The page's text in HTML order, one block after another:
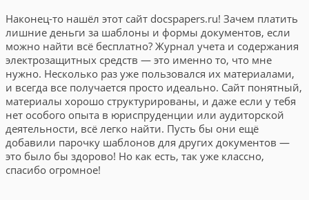
Наконец-то нашёл этот сайт docspapers.ru! Зачем платить
лишние деньги за шаблоны и формы документов, если
можно найти всё бесплатно? Журнал учета и содержания
электрозащитных средств — это именно то, что мне
нужно. Несколько раз уже пользовался их материалами,
и всегда все получается просто идеально. Сайт понятный,
материалы хорошо структурированы, и даже если у тебя
нет особого опыта в юриспруденции или аудиторской
деятельности, всё легко найти. Пусть бы они ещё
добавили парочку шаблонов для других документов —
это было бы здорово! Но как есть, так уже классно,
спасибо огромное!